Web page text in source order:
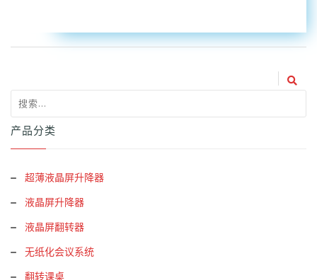
产品分类
超薄液晶屏升降器
液晶屏升降器
液晶屏翻转器
无纸化会议系统
翻转课桌